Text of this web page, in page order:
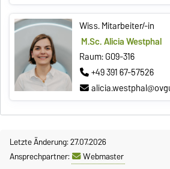
Wiss. Mitarbeiter/-in
M.Sc. Alicia Westphal
Raum: G09-316
+49 391 67-57526
Letzte Änderung: 27.07.2026
Ansprechpartner:
Webmaster